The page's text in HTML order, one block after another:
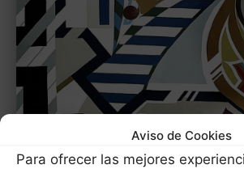
Aviso de Cookies
Para ofrecer las mejores